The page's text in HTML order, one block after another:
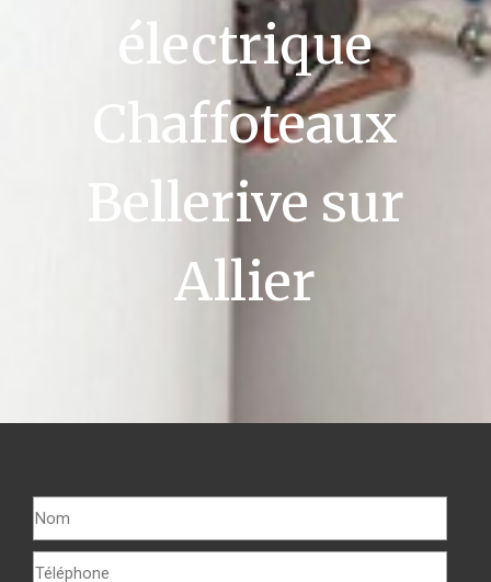
électrique
Chaffoteaux
Bellerive sur
Allier